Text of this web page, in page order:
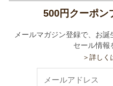
500円クーポン
メールマガジン登録で、お
セール情報
＞詳しく